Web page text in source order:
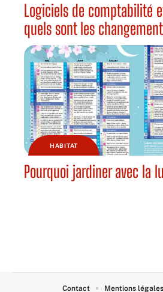
Logiciels de comptabilité
quels sont les
HABITAT
Pourquoi jardiner avec la
Contact Mentions légales